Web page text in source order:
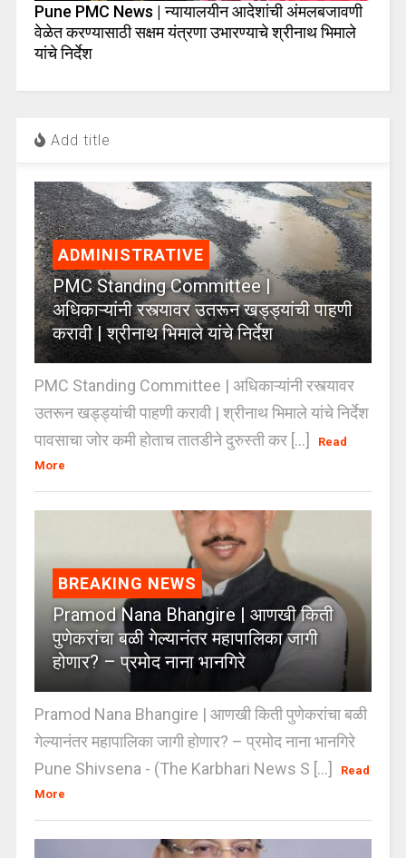
Pune PMC News | न्यायालयीन आदेशांची अंमलबजावणी
वेळेत करण्यासाठी सक्षम यंत्रणा उभारण्याचे श्रीनाथ भिमाले
यांचे निर्देश
Add title
ADMINISTRATIVE
PMC Standing Committee |
अधिकाऱ्यांनी रस्त्यावर उतरून खड्ड्यांची पाहणी
करावी | श्रीनाथ भिमाले यांचे निर्देश
PMC Standing Committee | अधिकाऱ्यांनी रस्त्यावर
उतरून खड्ड्यांची पाहणी करावी | श्रीनाथ भिमाले यांचे निर्देश
पावसाचा जोर कमी होताच तातडीने दुरुस्ती कर [...]
Read
More
BREAKING NEWS
Pramod Nana Bhangire | आणखी किती
पुणेकरांचा बळी गेल्यानंतर महापालिका जागी
होणार? – प्रमोद नाना भानगिरे
Pramod Nana Bhangire | आणखी किती पुणेकरांचा बळी
गेल्यानंतर महापालिका जागी होणार? – प्रमोद नाना भानगिरे
Pune Shivsena - (The Karbhari News S [...]
Read
More